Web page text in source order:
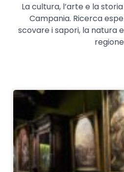
La cultura, l’arte e la
Campania. Ricerca
scovare i sapori, la natura